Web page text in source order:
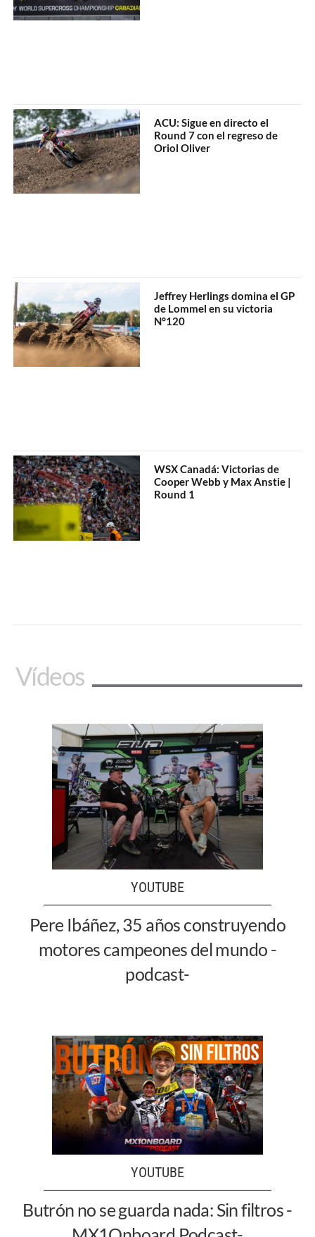
ACU: Sigue en directo el
Round 7 con el regreso de
Oriol Oliver
Jeffrey Herlings domina el GP
de Lommel en su victoria
N°120
WSX Canadá: Victorias de
Cooper Webb y Max Anstie |
Round 1
Vídeos
YOUTUBE
Pere Ibáñez, 35 años construyendo
motores campeones del mundo -
podcast-
YOUTUBE
Butrón no se guarda nada: Sin filtros -